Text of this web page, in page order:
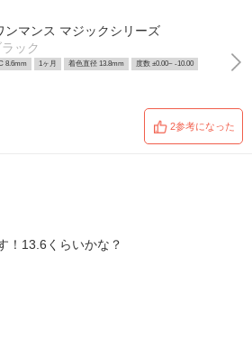
ンマンス マジックシリーズ
ック
8.6mm 1ヶ月 着色直径 13.8mm 度数 ±0.00~ -10.00
2参考になった
！13.6くらいかな？